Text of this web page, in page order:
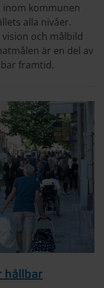
inom kommunen
alla nivåer.
och målbild
är en del av
framtid.
hållbar